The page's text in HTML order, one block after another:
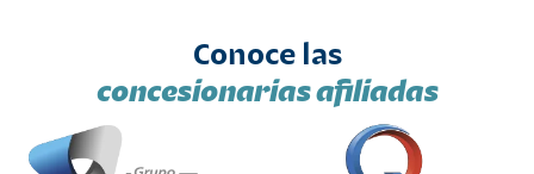
Conoce las
concesionarias afiliadas